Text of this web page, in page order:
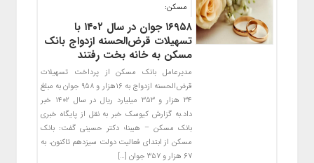
مسکن:
۱۶۹۵۸ جوان در سال ۱۴۰۲ با
تسهیلات قرض‌الحسنه ازدواج بانک
مسکن به خانه بخت رفتند
مدیرعامل بانک مسکن از پرداخت تسهیلات
قرض‌الحسنه ازدواج به ۱۶هزار و ۹۵۸ جوان به مبلغ
۳۴ هزار و ۳۵۳ میلیارد ریال در سال ۱۴۰۲ خبر
داد.به گزارش کیوسک خبر به نقل از پایگاه خبری
بانک مسکن – هیبنا؛ دکتر حسینی گفت: بانک
مسکن از ابتدای فعالیت دولت سیزدهم تاکنون، به
۶۷ هزار و ۳۵۷ جوان […]